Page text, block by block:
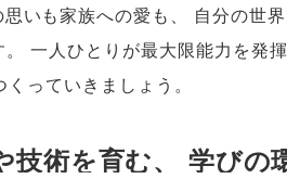
いも家族への愛も 、 自分の世
。
一人ひとりが最大限能力を発
くっていきましょう 。
技術を育む、 学びの